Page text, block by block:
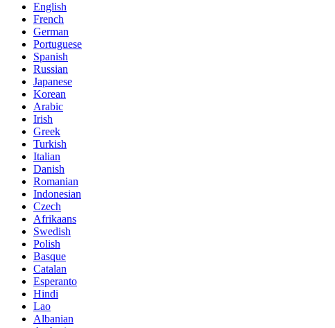
English
French
German
Portuguese
Spanish
Russian
Japanese
Korean
Arabic
Irish
Greek
Turkish
Italian
Danish
Romanian
Indonesian
Czech
Afrikaans
Swedish
Polish
Basque
Catalan
Esperanto
Hindi
Lao
Albanian